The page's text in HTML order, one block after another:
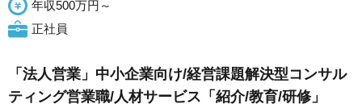
年収500万円～
正社員
「法人営業」中小企業向け/経営課題解決型コンサル
ティング営業職/人材サービス「紹介/教育/研修」